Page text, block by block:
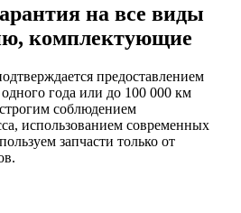
на все виды
комплектующие
предоставлением
года или до 100 000 км
соблюдением
использованием современных
запчасти только от